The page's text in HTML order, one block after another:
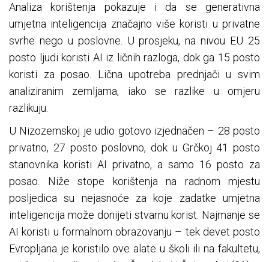
Analiza korištenja pokazuje i da se generativna
umjetna inteligencija značajno više koristi u privatne
svrhe nego u poslovne. U prosjeku, na nivou EU 25
posto ljudi koristi AI iz ličnih razloga, dok ga 15 posto
koristi za posao. Lična upotreba prednjači u svim
analiziranim zemljama, iako se razlike u omjeru
razlikuju.
U Nizozemskoj je udio gotovo izjednačen – 28 posto
privatno, 27 posto poslovno, dok u Grčkoj 41 posto
stanovnika koristi AI privatno, a samo 16 posto za
posao. Niže stope korištenja na radnom mjestu
posljedica su nejasnoće za koje zadatke umjetna
inteligencija može donijeti stvarnu korist. Najmanje se
AI koristi u formalnom obrazovanju – tek devet posto
Evropljana je koristilo ove alate u školi ili na fakultetu,